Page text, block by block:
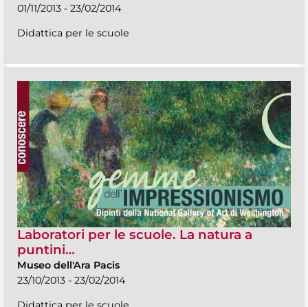
01/11/2013 - 23/02/2014
Didattica per le scuole
Laboratori per le scuole. La natura a
puntini…
Museo dell'Ara Pacis
23/10/2013 - 23/02/2014